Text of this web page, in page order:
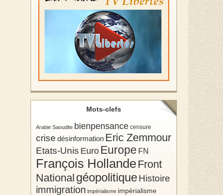
Mots-clefs
Arabie Saoudite bienpensance censure
crise désinformation Eric Zemmour
Etats-Unis Euro Europe FN
François HollandeFront
National géopolitiqueHistoire
immigration impérialisme impérialisme